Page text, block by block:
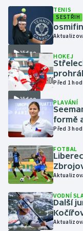
Gymnastika
Házená
Jezdectví
Judo
Krasobruslení
Lyže a snowboard
Moderní pětiboj
Motorsport
Video
TENIS
SESTŘIH
Video
HOKEJ
Před 1 hod
PLAVÁNÍ
formě
Před 3 hod
FOTBAL
VODNÍ
Další